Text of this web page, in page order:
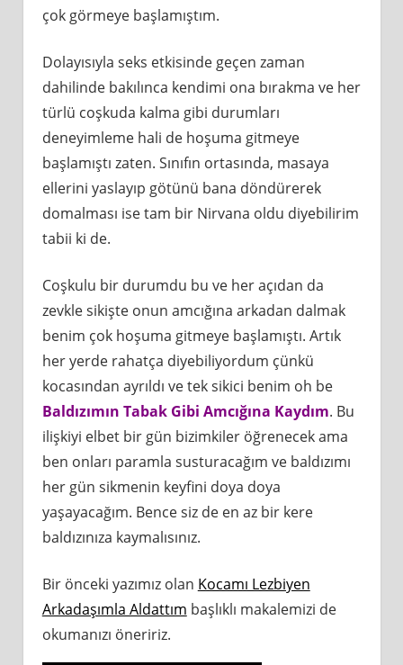
çok görmeye başlamıştım.
Dolayısıyla seks etkisinde geçen zaman
dahilinde bakılınca kendimi ona bırakma ve her
türlü coşkuda kalma gibi durumları
deneyimleme hali de hoşuma gitmeye
başlamıştı zaten. Sınıfın ortasında, masaya
ellerini yaslayıp götünü bana döndürerek
domalması ise tam bir Nirvana oldu diyebilirim
tabii ki de.
Coşkulu bir durumdu bu ve her açıdan da
zevkle sikişte onun amcığına arkadan dalmak
benim çok hoşuma gitmeye başlamıştı. Artık
her yerde rahatça diyebiliyordum çünkü
kocasından ayrıldı ve tek sikici benim oh be
Baldızımın Tabak Gibi Amcığına Kaydım. Bu
ilişkiyi elbet bir gün bizimkiler öğrenecek ama
ben onları paramla susturacağım ve baldızımı
her gün sikmenin keyfini doya doya
yaşayacağım. Bence siz de en az bir kere
baldızınıza kaymalısınız.
Bir önceki yazımız olan Kocamı Lezbiyen
Arkadaşımla Aldattım başlıklı makalemizi de
okumanızı öneririz.